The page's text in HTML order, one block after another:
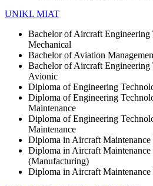
UNIKL MIAT
Bachelor of Aircraft
Mechanical
Bachelor of Aviation
Bachelor of Aircraft
Avionic
Diploma of Engineering
Diploma of Engineering
Maintenance
Diploma of Engineering
Maintenance
Diploma in Aircraft
Diploma in Aircraft Maintenance
(Manufacturing)
Diploma in Aircraft